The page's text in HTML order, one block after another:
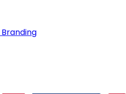
Branding